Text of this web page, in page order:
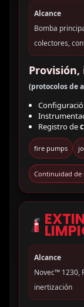
Alcance
Bomba
colectores,
(protocolos de
Registro de
fire pumps
Continuidad de
Alcance
Novec™ 1230,
inertización